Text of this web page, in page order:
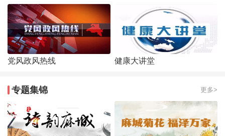
党风政风热线 健康大讲堂
专题集锦 更多>